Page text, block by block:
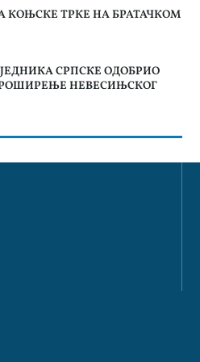
КОЊСКЕ ТРКЕ НА БРАТАЧКОМ
СРПСКЕ ОДОБРИО
НЕВЕСИЊСКОГ